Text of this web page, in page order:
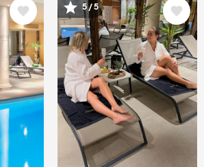
Imagem
5 / 5